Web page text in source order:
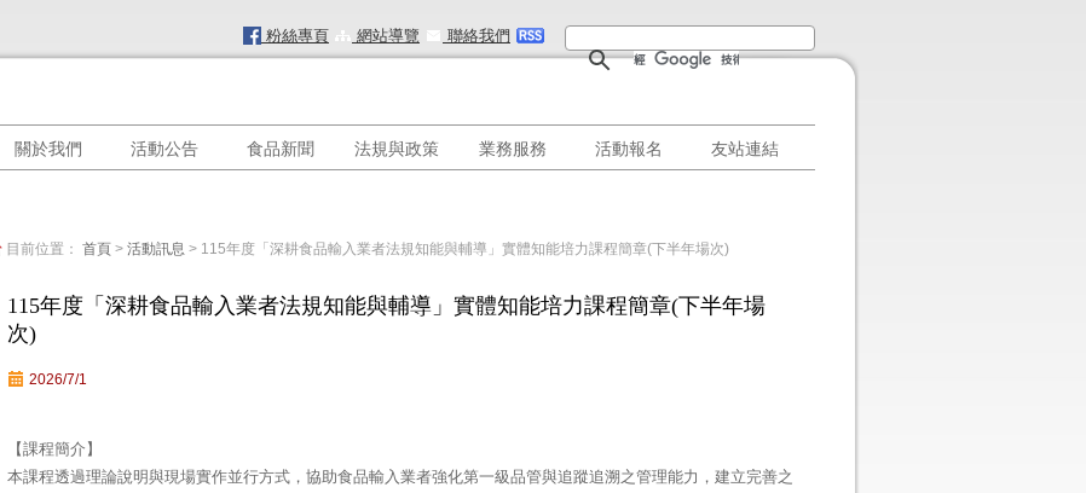
粉絲專頁 網站導覽 聯絡我們
關於我們 活動公告 食品新聞 法規與政策 業務服務 活動報名 友站連結
目前位置： 首頁> 活動訊息 > 115年度「深耕食品輸入業者法規知能與輔導」實體知能培力課程簡章(下半年場次)
115年度「深耕食品輸入業者法規知能與輔導」實體知能培力課程簡章(下半年場
次)
2026/7/1
【課程簡介】
本課程透過理論說明與現場實作並行方式，協助食品輸入業者強化第一級品管與追蹤追溯之管理能力，建立完善之